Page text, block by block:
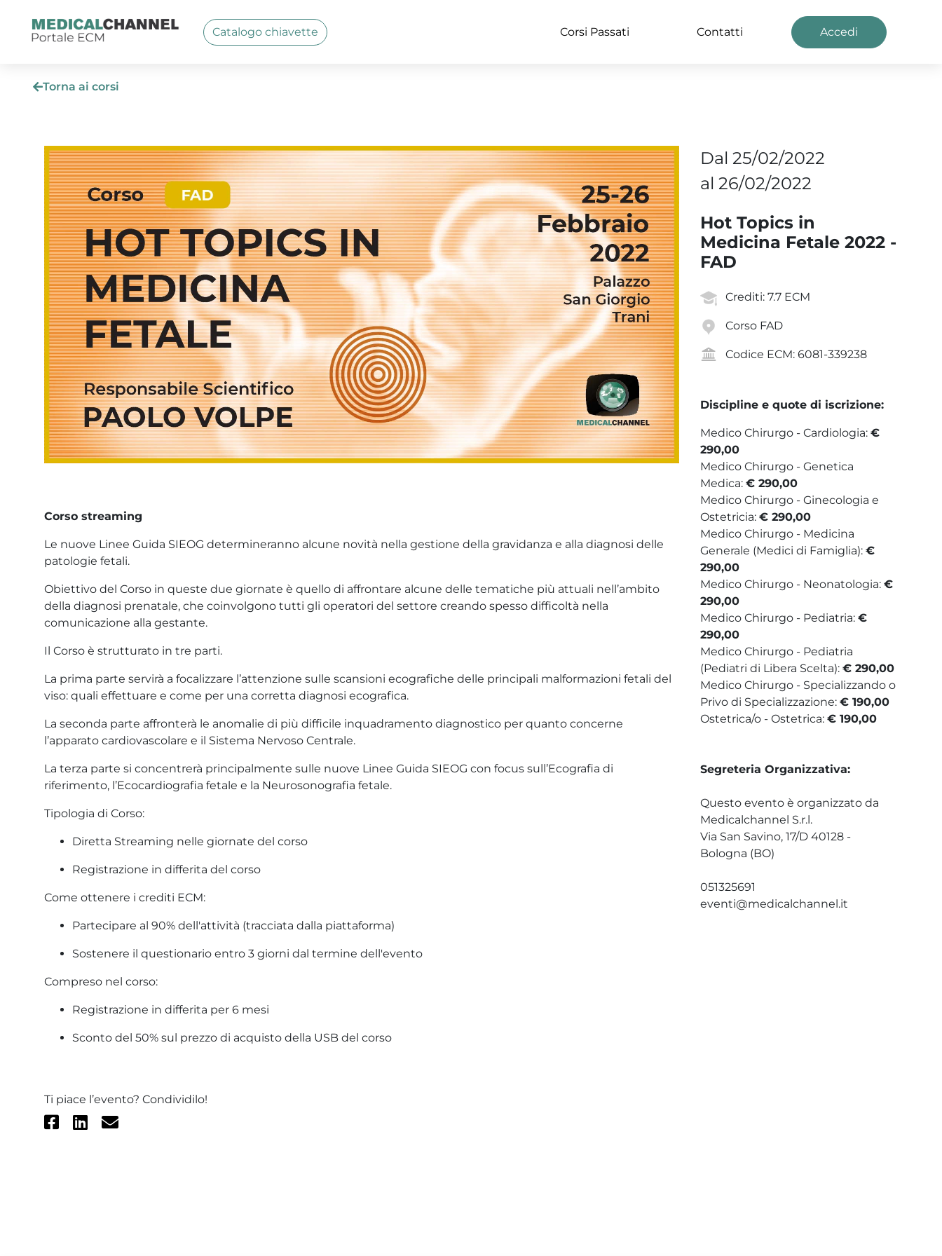
Catalogo chiavette Corsi Passati Contatti Accedi
Torna ai corsi
Corso streaming
Le nuove Linee Guida SIEOG determineranno alcune novità nella gestione della gravidanza e alla diagnosi delle
patologie fetali.
Obiettivo del Corso in queste due giornate è quello di affrontare alcune delle tematiche più attuali nell’ambito
della diagnosi prenatale, che coinvolgono tutti gli operatori del settore creando spesso difficoltà nella
comunicazione alla gestante.
Il Corso è strutturato in tre parti.
La prima parte servirà a focalizzare l’attenzione sulle scansioni ecografiche delle principali malformazioni fetali del
viso: quali effettuare e come per una corretta diagnosi ecografica.
La seconda parte affronterà le anomalie di più difficile inquadramento diagnostico per quanto concerne
l’apparato cardiovascolare e il Sistema Nervoso Centrale.
La terza parte si concentrerà principalmente sulle nuove Linee Guida SIEOG con focus sull’Ecografia di
riferimento, l’Ecocardiografia fetale e la Neurosonografia fetale.
Tipologia di Corso:
Diretta Streaming nelle giornate del corso
Registrazione in differita del corso
Come ottenere i crediti ECM:
Partecipare al 90% dell'attività (tracciata dalla piattaforma)
Sostenere il questionario entro 3 giorni dal termine dell'evento
Compreso nel corso:
Registrazione in differita per 6 mesi
Sconto del 50% sul prezzo di acquisto della USB del corso
Ti piace l’evento? Condividilo!
Dal 25/02/2022
al 26/02/2022
Hot Topics in
Medicina Fetale 2022 -
FAD
Crediti: 7.7 ECM
Corso FAD
Codice ECM: 6081-339238
Discipline e quote di iscrizione:
Medico Chirurgo - Cardiologia: €
290,00
Medico Chirurgo - Genetica
Medica: € 290,00
Medico Chirurgo - Ginecologia e
Ostetricia: € 290,00
Medico Chirurgo - Medicina
Generale (Medici di Famiglia): €
290,00
Medico Chirurgo - Neonatologia: €
290,00
Medico Chirurgo - Pediatria: €
290,00
Medico Chirurgo - Pediatria
(Pediatri di Libera Scelta): € 290,00
Medico Chirurgo - Specializzando o
Privo di Specializzazione: € 190,00
Ostetrica/o - Ostetrica: € 190,00
Segreteria Organizzativa:
Questo evento è organizzato da
Medicalchannel S.r.l.
Via San Savino, 17/D 40128 -
Bologna (BO)
051325691
eventi@medicalchannel.it